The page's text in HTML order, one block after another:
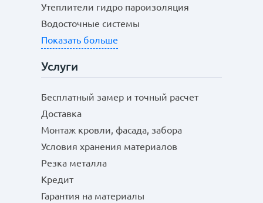
Утеплители гидро пароизоляция
Водосточные системы
Показать больше
Услуги
Бесплатный замер и точный расчет
Доставка
Монтаж кровли, фасада, забора
Условия хранения материалов
Резка металла
Кредит
Гарантия на материалы